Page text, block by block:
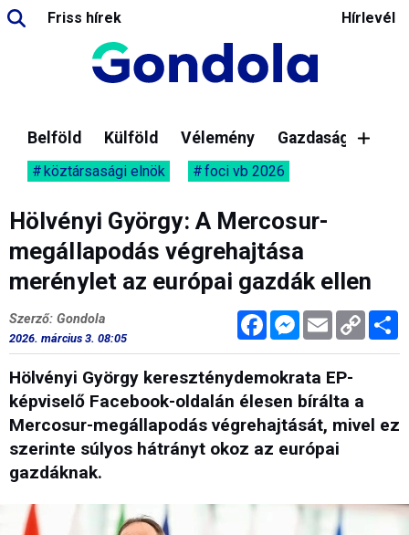
Friss hírek Hírlevél
Belföld Külföld Vélemény Gazdaság
köztársasági elnök foci vb 2026
Hölvényi György: A Mercosur-
megállapodás végrehajtása
merénylet az európai gazdák ellen
FacebookMessenger
Email Copy
Link
Szerző: Gondola
2026. március 3. 08:05
Hölvényi György kereszténydemokrata EP-
képviselő Facebook-oldalán élesen bírálta a
Mercosur-megállapodás végrehajtását, mivel ez
szerinte súlyos hátrányt okoz az európai
gazdáknak.